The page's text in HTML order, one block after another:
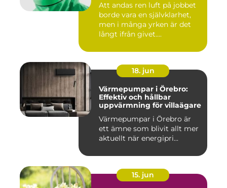
Att andas ren luft på jobbet
borde vara en självklarhet,
men i många yrken är det
långt ifrån givet....
18. jun
Värmepumpar i Örebro:
Effektiv och hållbar
uppvärmning för villaägare
Värmepumpar i Örebro är
ett ämne som blivit allt mer
aktuellt när energipri...
15. jun